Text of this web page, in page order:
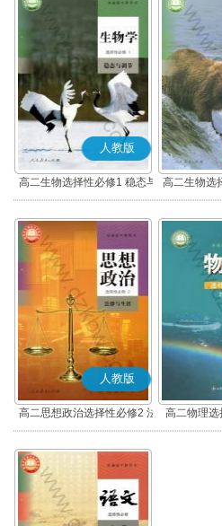
人教版
高二生物选择性必修1 稳态与
调节
高二生物选
人教版
高二思想政治选择性必修2 法
律与生活(部编版)
高二物理选